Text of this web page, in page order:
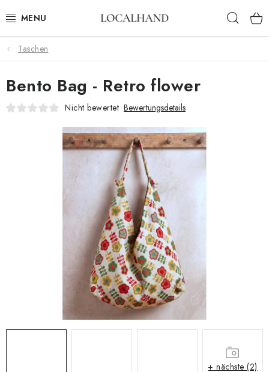
Inhalt
HEIMTEXTILIEN
METERWARE
FRÜHLING/ SOMMER 2026
AUSVERKAUF
MASSANFERTIGUNG SCHNEIDEREI UND POLSTEREI
Zahlungsmöglichkeiten und Versand
Reklamationsordnung
Geschäftsbedingungen
Wie verwenden wir Cookies
Datenschutz-Bestimmungen
Rücktritt vom Vertrag
Taschen
Bento Bag - Retro flower
Nicht bewertet Bewertungsdetails
+ nächste (2)